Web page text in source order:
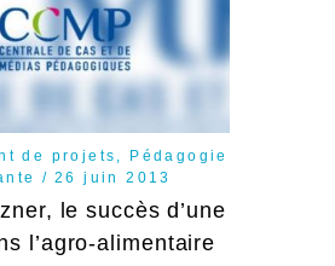
de projets ,
Pédagogie
26 juin 2013
le succès d’une
l’agro-alimentaire